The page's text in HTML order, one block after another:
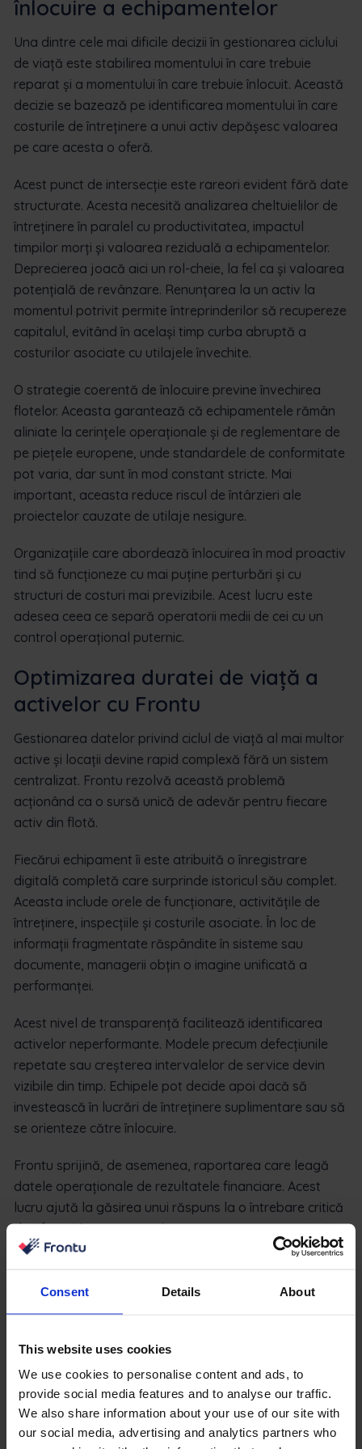
Consent Details About
This website uses cookies
We use cookies to personalise content and ads, to
provide social media features and to analyse our traffic.
We also share information about your use of our site with
our social media, advertising and analytics partners who
înlocuire a echipamentelor
Una dintre cele mai dificile decizii în gestionarea ciclului
de viață este stabilirea momentului în care trebuie
reparat și a momentului în care trebuie înlocuit. Această
decizie se bazează pe identificarea momentului în care
costurile de întreținere a unui activ depășesc valoarea
pe care acesta o oferă.
Acest punct de intersecție este rareori evident fără date
structurate. Acesta necesită analizarea cheltuielilor de
întreținere în paralel cu productivitatea, impactul
timpilor morți și valoarea reziduală a echipamentelor.
Deprecierea joacă aici un rol-cheie, la fel ca și valoarea
potențială de revânzare. Renunțarea la un activ la
momentul potrivit permite întreprinderilor să recupereze
capitalul, evitând în același timp curba abruptă a
costurilor asociate cu utilajele învechite.
O strategie coerentă de înlocuire previne învechirea
flotelor. Aceasta garantează că echipamentele rămân
aliniate la cerințele operaționale și de reglementare de
pe piețele europene, unde standardele de conformitate
pot varia, dar sunt în mod constant stricte. Mai
important, aceasta reduce riscul de întârzieri ale
proiectelor cauzate de utilaje nesigure.
Organizațiile care abordează înlocuirea în mod proactiv
tind să funcționeze cu mai puține perturbări și cu
structuri de costuri mai previzibile. Acest lucru este
adesea ceea ce separă operatorii medii de cei cu un
control operațional puternic.
Optimizarea duratei de viață a
activelor cu Frontu
Gestionarea datelor privind ciclul de viață al mai multor
active și locații devine rapid complexă fără un sistem
centralizat. Frontu rezolvă această problemă
acționând ca o sursă unică de adevăr pentru fiecare
activ din flotă.
Fiecărui echipament îi este atribuită o înregistrare
digitală completă care surprinde istoricul său complet.
Aceasta include orele de funcționare, activitățile de
întreținere, inspecțiile și costurile asociate. În loc de
informații fragmentate răspândite în sisteme sau
documente, managerii obțin o imagine unificată a
performanței.
Acest nivel de transparență facilitează identificarea
activelor neperformante. Modele precum defecțiunile
repetate sau creșterea intervalelor de service devin
vizibile din timp. Echipele pot decide apoi dacă să
investească în lucrări de întreținere suplimentare sau să
se orienteze către înlocuire.
Frontu sprijină, de asemenea, raportarea care leagă
datele operaționale de rezultatele financiare. Acest
lucru ajută la găsirea unui răspuns la o întrebare critică
de afaceri: în ce moment întreținerea continuă nu mai
are sens în comparație cu investiția în echipamente noi.
întreprinderile reduc incertitudinea și îmbunătățesc
valoarea activelor pe termen lung.
Fiecare activ contează
Scopul gestionării ciclului de viață al echipamentelor
este de a se asigura că fiecare activ contribuie în mod
pozitiv la activitate de la început până la sfârșit.